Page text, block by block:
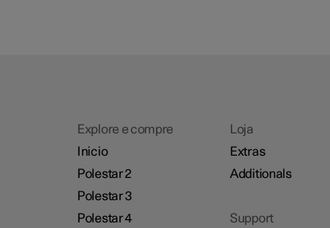
Explore e compre
Inicio
Polestar 2
Polestar 3
Polestar 4
Loja
Extras
Additionals
Support